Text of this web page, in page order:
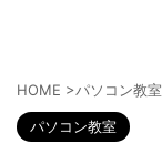
HOME >パソコン教室
パソコン教室